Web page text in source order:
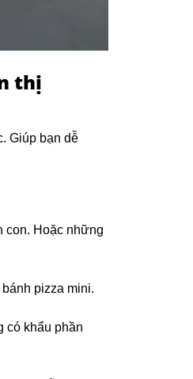
thị
Giúp bạn dễ
con. Hoặc những
pizza mini.
có khẩu phần